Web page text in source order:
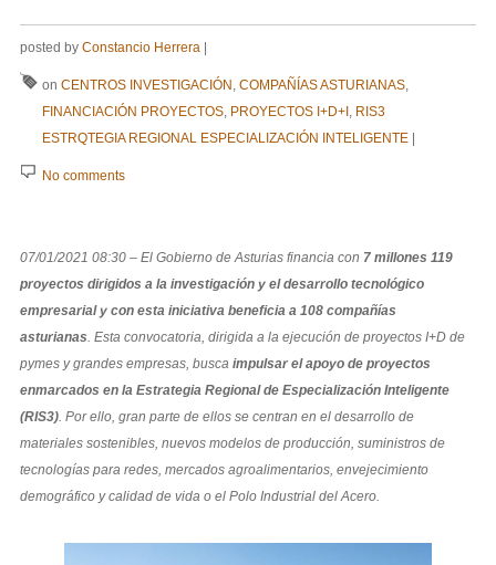
posted by Constancio Herrera |
on CENTROS INVESTIGACIÓN COMPAÑÍAS ASTURIANAS,
FINANCIACIÓN PROYECTOS, PROYECTOS I+D+I, RIS3
ESTRQTEGIA REGIONAL ESPECIALIZACIÓN INTELIGENTE|
No comments
07/01/2021 08:30 – El Gobierno de Asturias financia con 7 millones 119
proyectos dirigidos a la investigación y el desarrollo tecnológico
empresarial y con esta iniciativa beneficia a 108 compañías
asturianas . Esta convocatoria, dirigida a la ejecución de proyectos I+D de
pymes y grandes empresas, busca impulsar el apoyo de proyectos
enmarcados en la Estrategia Regional de Especialización Inteligente
(RIS3). Por ello, gran parte de ellos se centran en el desarrollo de
materiales sostenibles, nuevos modelos de producción, suministros de
tecnologías para redes, mercados agroalimentarios, envejecimiento
demográfico y calidad de vida o el Polo Industrial del Acero.